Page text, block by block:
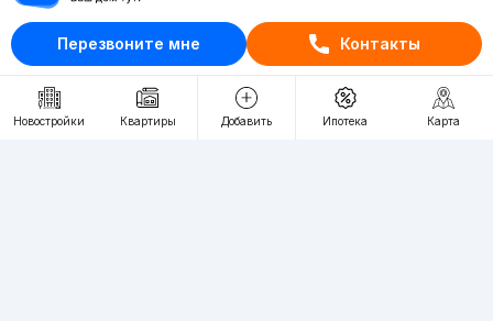
Перезвоните мне Контакты
Новостройки Квартиры Добавить Ипотека Карта
Отдел рекламы
+998 (78) 113-20-86
+998 (93) 390-30-10